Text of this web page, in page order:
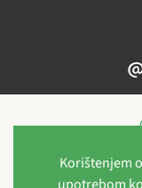
© 2021 EKOKorištenjem